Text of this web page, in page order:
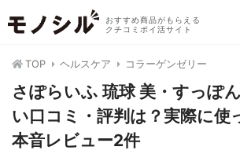
おすすめ商品がもらえる
クチコミポイ活サイト
TOP ヘルスケア コラーゲンゼリー
さぽらいふ 琉球 美・すっぽ
い口コミ・評判は？実際に使
本音レビュー2件